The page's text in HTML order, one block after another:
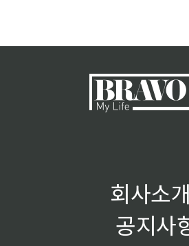
회사소개
공지사